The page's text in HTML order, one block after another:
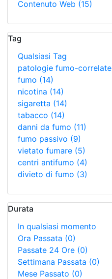
Contenuto Web (15)
Tag
Qualsiasi Tag
patologie fumo-correlate
fumo (14)
nicotina (14)
sigaretta (14)
tabacco (14)
danni da fumo (11)
fumo passivo (9)
vietato fumare (5)
centri antifumo (4)
divieto di fumo (3)
Durata
In qualsiasi momento
Ora Passata (0)
Passate 24 Ore (0)
Settimana Passata (0)
Mese Passato (0)